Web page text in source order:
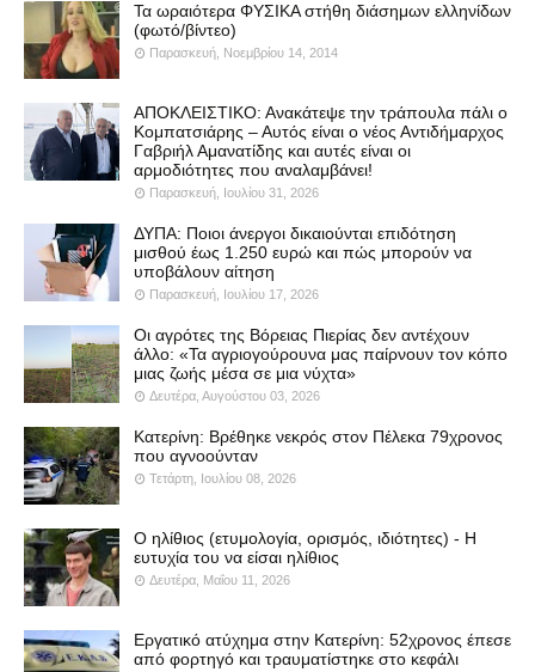
Τα ωραιότερα ΦΥΣΙΚΑ στήθη διάσημων ελληνίδων
(φωτό/βίντεο)
Παρασκευή, Νοεμβρίου 14, 2014
ΑΠΟΚΛΕΙΣΤΙΚΟ: Ανακάτεψε την τράπουλα πάλι ο
Κομπατσιάρης – Αυτός είναι ο νέος Αντιδήμαρχος
Γαβριήλ Αμανατίδης και αυτές είναι οι
αρμοδιότητες που αναλαμβάνει!
Παρασκευή, Ιουλίου 31, 2026
ΔΥΠΑ: Ποιοι άνεργοι δικαιούνται επιδότηση
μισθού έως 1.250 ευρώ και πώς μπορούν να
υποβάλουν αίτηση
Παρασκευή, Ιουλίου 17, 2026
Οι αγρότες της Βόρειας Πιερίας δεν αντέχουν
άλλο: «Τα αγριογούρουνα μας παίρνουν τον κόπο
μιας ζωής μέσα σε μια νύχτα»
Δευτέρα, Αυγούστου 03, 2026
Κατερίνη: Βρέθηκε νεκρός στον Πέλεκα 79χρονος
που αγνοούνταν
Τετάρτη, Ιουλίου 08, 2026
Ο ηλίθιος (ετυμολογία, ορισμός, ιδιότητες) - Η
ευτυχία του να είσαι ηλίθιος
Δευτέρα, Μαΐου 11, 2026
Εργατικό ατύχημα στην Κατερίνη: 52χρονος έπεσε
από φορτηγό και τραυματίστηκε στο κεφάλι